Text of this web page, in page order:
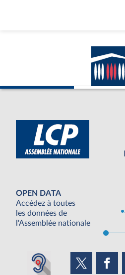
OPEN DATA
Accédez à toutes
les données de
l'Assemblée nationale